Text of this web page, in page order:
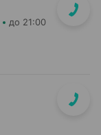
до 21:00